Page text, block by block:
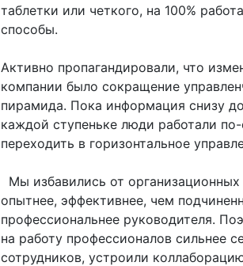
таблетки или четкого, на 100%
способы.
Активно пропагандировали, что
компании было сокращение
пирамида. Пока информация снизу
каждой ступеньке люди работали
переходить в горизонтальное
Мы избавились от
опытнее, эффективнее, чем
профессиональнее руководителя.
на работу профессионалов сильнее
сотрудников, устроили